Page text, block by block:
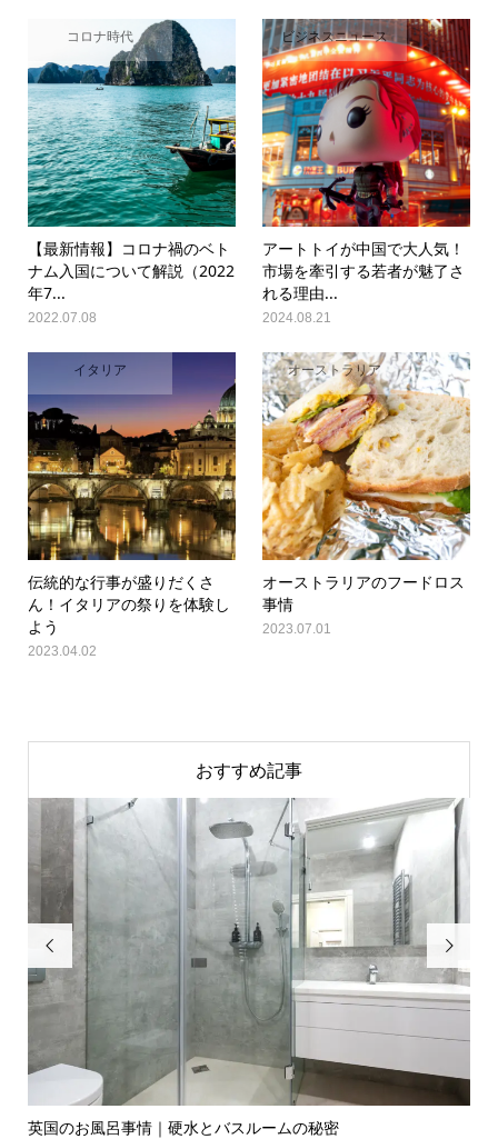
コロナ時代
【最新情報】コロナ禍のベト
ナム入国について解説（2022
年7...
2022.07.08
ビジネスニュース
アートトイが中国で大人気！
市場を牽引する若者が魅了さ
れる理由...
2024.08.21
イタリア
伝統的な行事が盛りだくさ
ん！イタリアの祭りを体験し
よう
2023.04.02
オーストラリア
オーストラリアのフードロス
事情
2023.07.01
おすすめ記事

英国のお風呂事情｜硬水とバスルームの秘密
